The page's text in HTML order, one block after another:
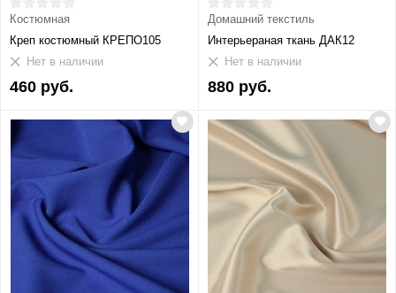
Костюмная
Креп костюмный КРЕПО105
Нет в наличии
460 руб.
Домашний текстиль
Интерьераная ткань ДАК12
Нет в наличии
880 руб.